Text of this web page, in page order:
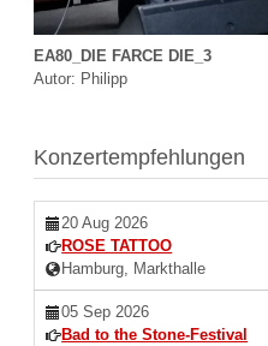
EA80_DIE FARCE DIE_3
Autor: Philipp
Konzertempfehlungen
20 Aug 2026
ROSE TATTOO
Hamburg, Markthalle
05 Sep 2026
Bad to the Stone-Festival